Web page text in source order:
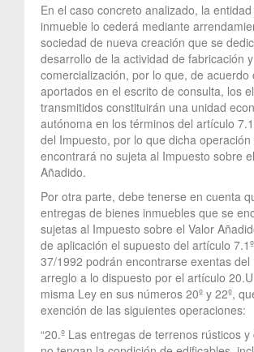
En el caso concreto analizado, la
inmueble lo cederá mediante
sociedad de nueva creación que se
desarrollo de la actividad de fabricación y
comercialización, por lo que, de acuerdo
aportados en el escrito de consulta, los
transmitidos constituirán una unidad
autónoma en los términos del artículo
del Impuesto, por lo que dicha operación
encontrará no sujeta al Impuesto sobre
Añadido.
Por otra parte, debe tenerse en cuenta
entregas de bienes inmuebles que se
sujetas al Impuesto sobre el Valor
de aplicación el supuesto del artículo
37/1992 podrán encontrarse exentas del
arreglo a lo dispuesto por el artículo
misma Ley en sus números 20º y 22º,
exención de las siguientes operaciones:
“20.º Las entregas de terrenos rústicos